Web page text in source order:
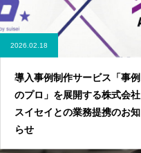
2026.02.18
導入事例制作サービス「事例
のプロ」を展開する株式会社
スイセイとの業務提携のお知
らせ